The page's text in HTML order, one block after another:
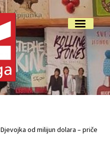
Izbornik
Djevojka od milijun dolara – priče